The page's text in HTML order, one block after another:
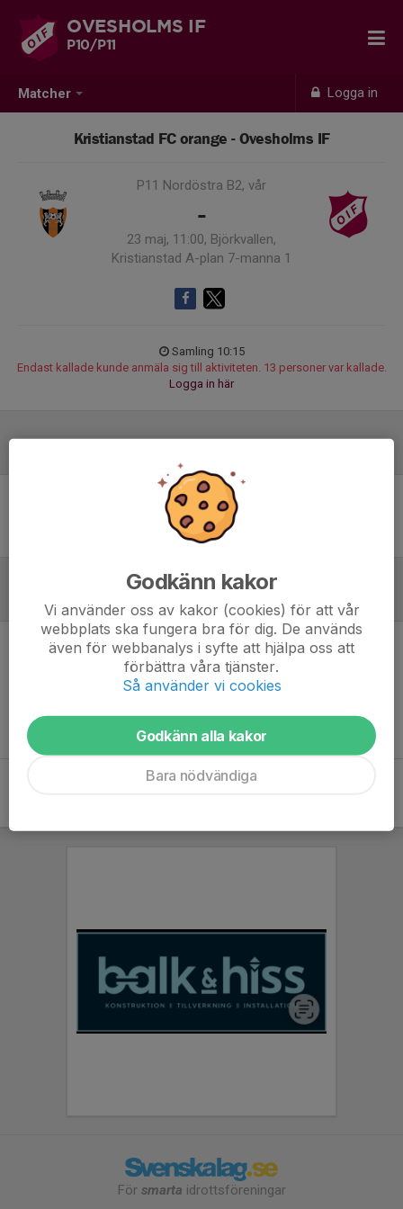
Matcher Logga in
OVESHOLMS IF
P10/P11
Kristianstad FC orange - Ovesholms IF
P11 Nordöstra B2, vår
-
23 maj, 11:00, Björkvallen,
Kristianstad A-plan 7-manna 1
Samling 10:15
Endast kallade kunde anmäla sig till aktiviteten. 13 personer var kallade.
Logga in här
Ingen uppställning ifylld
Referat
Inget referat skrivet
För smarta idrottsföreningar
Godkänn kakor
Vi använder oss av kakor (cookies) för att vår
webbplats ska fungera bra för dig. De används
även för webbanalys i syfte att hjälpa oss att
förbättra våra tjänster.
Så använder vi cookies
Godkänn alla kakor
Bara nödvändiga